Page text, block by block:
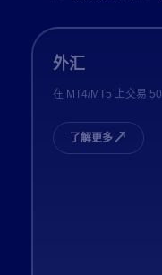
外汇
在 MT4/MT5 上交易
了解更多↗